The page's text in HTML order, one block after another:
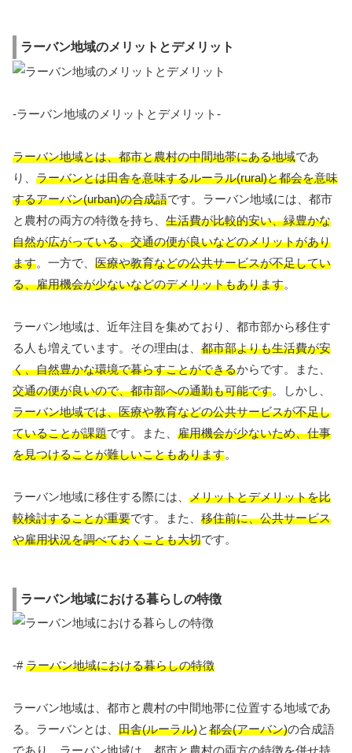
ラーバン地域のメリットとデメリット
-ラーバン地域のメリットとデメリット-
ラーバン地域とは、都市と農村の中間地帯にある地域であ
り、 ラーバンとは田舎を意味するルーラル(rural)と都会を意味
するアーバン(urban)の合成語です。ラーバン地域には、都市
と農村の両方の特徴を持ち、 生活費が比較的安い、緑豊かな
自然が広がっている、交通の便が良いなどのメリットがあり
ます。一方で、 医療や教育などの公共サービスが不足してい
る、雇用機会が少ないなどのデメリットもあります。
ラーバン地域は、近年注目を集めており、都市部から移住す
る人も増えています。その理由は、 都市部よりも生活費が安
く、自然豊かな環境で暮らすことができるからです。また、
交通の便が良いので、都市部への通勤も可能です。しかし、
ラーバン地域では、医療や教育などの公共サービスが不足し
ていることが課題です。また、 雇用機会が少ないため、仕事
を見つけることが難しいこともあります。
ラーバン地域に移住する際には、 メリットとデメリットを比
較検討することが重要です。また、 移住前に、公共サービス
や雇用状況を調べておくことも大切です。
ラーバン地域における暮らしの特徴
-#ラーバン地域における暮らしの特徴
ラーバン地域は、都市と農村の中間地帯に位置する地域であ
る。ラーバンとは、 田舎(ルーラル)と都会(アーバン)の合成語